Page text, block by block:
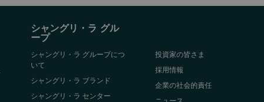
シャングリ・ラ グル
ープ
シャングリ・ラ グループにつ
いて
シャングリ・ラ ブランド
シャングリ・ラ センター
投資家の皆さま
採用情報
企業の社会的責任